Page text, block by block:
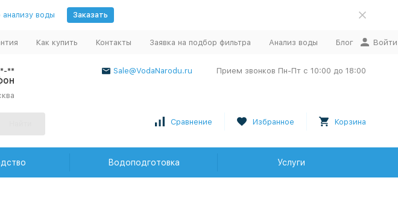
воды Заказать
Как купить Контакты Заявка на подбор фильтра Анализ воды Блог Войти
** Sale@VodaNarodu.ru Прием звонков Пн-Пт с 10:00 до 18:00
Сравнение Избранное Корзина
Водоподготовка Услуги